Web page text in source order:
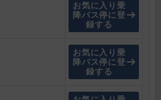
お気に入り乗
降バス停に登
録する
お気に入り乗
降バス停に登
録する